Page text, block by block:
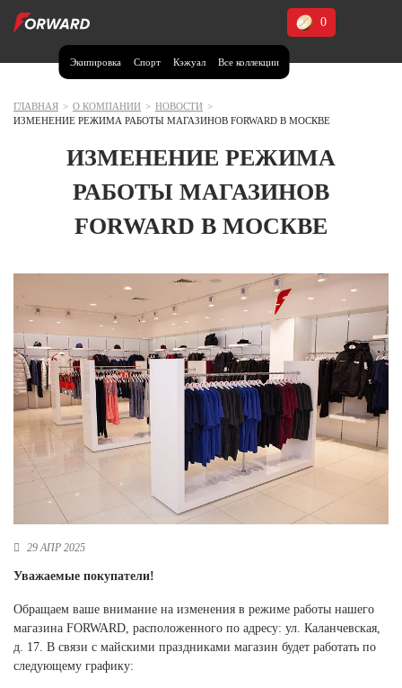
Экипировка Спорт Кэжуал Все коллекции
0
Москва и МО
Воронежская область (1)
Иркутская область (2)
Кемеровская область (2)
Краснодарский край (5)
Красноярский край (5)
Курская область (1)
Москва и МО (14)
Нижегородская область (1)
Новосибирская область (3)
Омская область (5)
Республика Башкортостан (3)
Республика Крым (1)
Республика Татарстан (2)
Ростовская область (2)
Самарская область (1)
Саратовская область (1)
Свердловская область (5)
Северная Осетия (2)
Смоленская область (1)
ГЛАВНАЯ > О КОМПАНИИ > НОВОСТИ >
ИЗМЕНЕНИЕ РЕЖИМА РАБОТЫ МАГАЗИНОВ FORWARD В МОСКВЕ
ИЗМЕНЕНИЕ РЕЖИМА
РАБОТЫ МАГАЗИНОВ
FORWARD В МОСКВЕ
29 АПР 2025
Уважаемые покупатели!
Обращаем ваше внимание на изменения в режиме работы нашего
магазина FORWARD, расположенного по адресу: ул. Каланчевская,
д. 17. В связи с майскими праздниками магазин будет работать по
следующему графику: